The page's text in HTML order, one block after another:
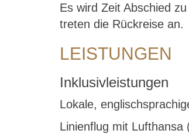
Es wird Zeit Abschied
treten die Rückreise an.
LEISTUNGEN
Inklusivleistungen
Lokale,
Linienflug mit Lufthansa